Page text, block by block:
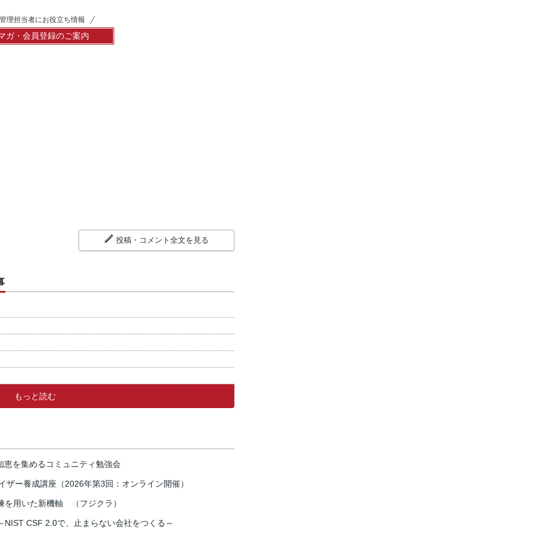
理担当者にお役立ち情報
ガ・会員登録のご案内
投稿・コメント全文を見る
もっと読む
恵を集めるコミュニティ勉強会
ザー養成講座（2026年第3回：オンライン開催）
を用いた新機軸 （フジクラ）
CSF 2.0で、止まらない会社をつくる～